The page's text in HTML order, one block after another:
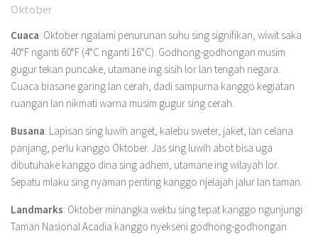
Oktober
Cuaca: Oktober ngalami penurunan suhu sing signifikan, wiwit saka
40°F nganti 60°F (4°C nganti 16°C). Godhong-godhongan musim
gugur tekan puncake, utamane ing sisih lor lan tengah negara.
Cuaca biasane garing lan cerah, dadi sampurna kanggo kegiatan
ruangan lan nikmati warna musim gugur sing cerah.
Busana: Lapisan sing luwih anget, kalebu sweter, jaket, lan celana
panjang, perlu kanggo Oktober. Jas sing luwih abot bisa uga
dibutuhake kanggo dina sing adhem, utamane ing wilayah lor.
Sepatu mlaku sing nyaman penting kanggo njelajah jalur lan taman.
Landmarks: Oktober minangka wektu sing tepat kanggo ngunjungi
Taman Nasional Acadia kanggo nyekseni godhong-godhongan